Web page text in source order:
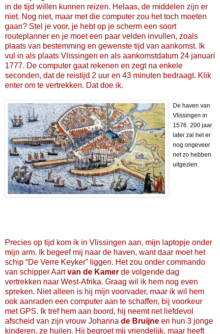
in de tijd willen kunnen reizen. Helaas, de middelen zijn er
niet. Nog niet, maar met die computer zou het toch moeten
gaan? Stel je voor, je hebt op je scherm een soort
routeplanner en je moet een paar velden invullen, zoals
plaats van bestemming en gewenste tijd van aankomst. Ik
vul in als plaats Vlissingen en als aankomstdatum 24 januari
1777. De computer gaat rekenen en zegt na enkele
seconden, dat de reistijd 2 uur en 43 minuten bedraagt. Klik
enter om te vertrekken. Dat doe ik.
De haven van
Vlissingen in
1576. 200 jaar
later zal het er
nog ongeveer
net zo hebben
uitgezien.
Precies op tijd kom ik in Vlissingen aan, mijn laptopje onder
mijn arm. Ik begeef mij naar de haven, want daar moet het
schip “De Verre Keyker” liggen. Het zou onder commando
van schipper Aartvan de Kamer de volgende dag
vertrekken naar West-Afrika. Graag wil ik hem nog even
spreken. Niet alleen is hij mijn voorvader, maar ik wil hem
ook aanraden een computer aan te schaffen, bij voorkeur
met GPS. Ik tref hem aan boord, hij neemt net liefdevol
afscheid van zijn vrouw Johanna de Bruijne en hun 3 jonge
kinderen, ze huilen. Hij begroet mij vriendelijk, maar heeft